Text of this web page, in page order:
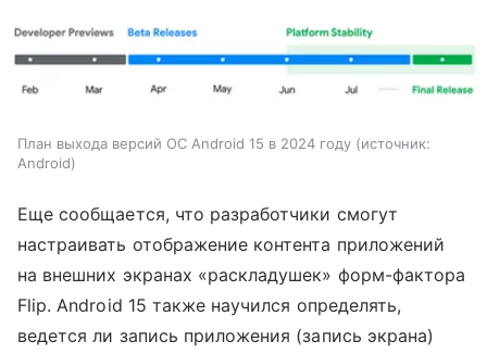
План выхода версий ОС Android 15 в 2024 году
источник:
Android
Еще сообщается, что разработчики смогут
настраивать отображение контента приложений
на внешних экранах «раскладушек» форм-фактора
Flip. Android 15 также научился определять,
ведется ли запись приложения (запись экрана)